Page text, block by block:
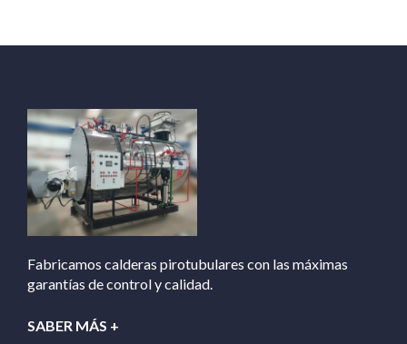
Fabricamos calderas pirotubulares con las máximas
garantías de control y calidad.
SABER MÁS +